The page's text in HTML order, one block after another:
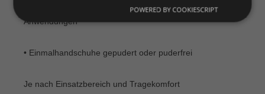
Preisgünstig und ideal für kurzzeitige, nicht kritische
Anwendungen
• Einmalhandschuhe gepudert oder puderfrei
Je nach Einsatzbereich und Tragekomfort
POWERED BY COOKIESCRIPT